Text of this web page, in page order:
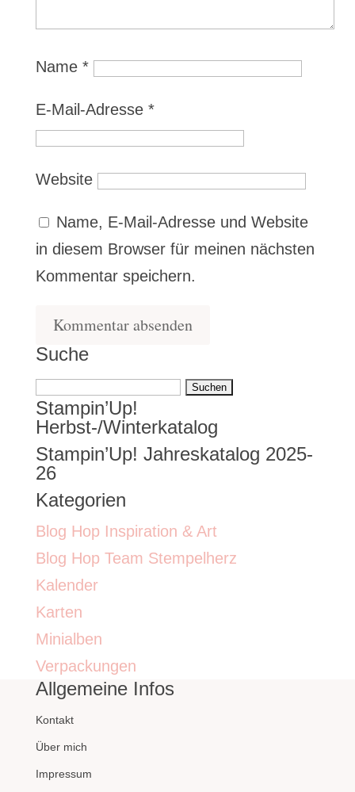
Name *
E-Mail-Adresse *
Website
Name, E-Mail-Adresse und Website
in diesem Browser für meinen nächsten
Kommentar speichern.
Suche
Suchen
nach:
Stampin’Up!
Herbst-/Winterkatalog
Stampin’Up! Jahreskatalog 2025-
26
Kategorien
Blog Hop Inspiration & Art
Blog Hop Team Stempelherz
Kalender
Karten
Minialben
Verpackungen
Allgemeine Infos
Kontakt
Über mich
Impressum